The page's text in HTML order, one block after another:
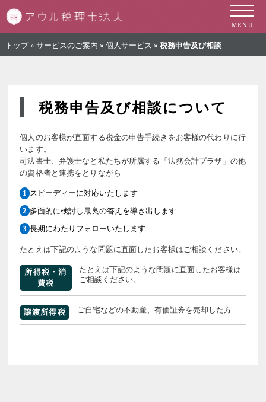
札幌市の税理
MENU
トップ» サービスのご案内 » 個人サービス » 税務申告及び相談
税務申告及び相談について
個人のお客様が直面する税金の申告手続きをお客様の代わりに行
います。
司法書士、弁護士など私たちが所属する「法務会計プラザ」の他
の資格者と連携をとりながら
スピーディーに対応いたします
多面的に検討し最良の答えを導き出します
長期にわたりフォローいたします
たとえば下記のような問題に直面したお客様はご相談ください。
所得税・消
費税
たとえば下記のような問題に直面したお客様は
ご相談ください。
譲渡所得税 ご自宅などの不動産、有価証券を売却した方